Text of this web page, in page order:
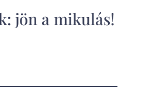
jön a mikulás!